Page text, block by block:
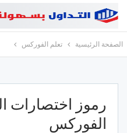
الصفحة الرئيسية تعلم الفوركس
رموز اختصارات
الفوركس